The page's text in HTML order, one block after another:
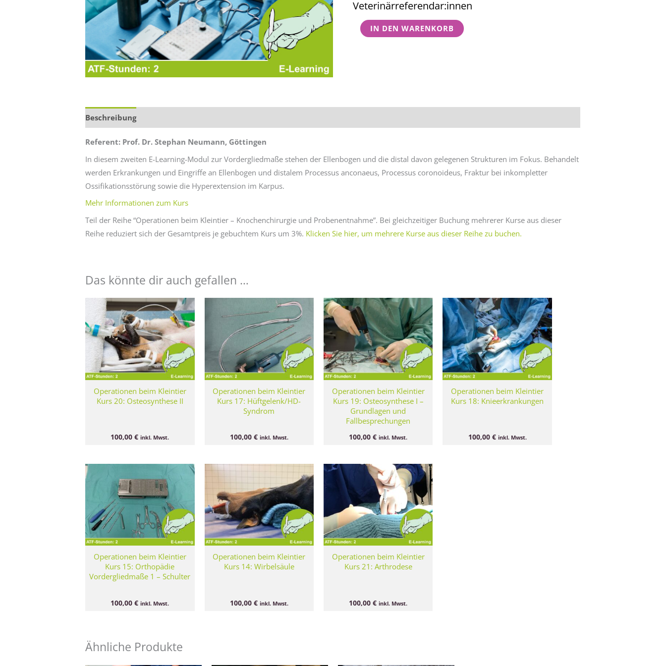
Veterinärreferendar:innen
–
Ellenbogen
und
IN DEN WARENKORB
Beschreibung
Referent: Prof. Dr. Stephan Neumann, Göttingen
In diesem zweiten E-Learning-Modul zur Vordergliedmaße stehen der Ellenbogen und die distal davon gelegenen Strukturen im Fokus. Behandelt
werden Erkrankungen und Eingriffe an Ellenbogen und distalem Processus anconaeus, Processus coronoideus, Fraktur bei inkompletter
Ossifikationsstörung sowie die Hyperextension im Karpus.
Mehr Informationen zum Kurs
Teil der Reihe “Operationen beim Kleintier – Knochenchirurgie und Probenentnahme”. Bei gleichzeitiger Buchung mehrerer Kurse aus dieser
Reihe reduziert sich der Gesamtpreis je gebuchtem Kurs um 3%. Klicken Sie hier, um mehrere Kurse aus dieser Reihe zu buchen.
Das könnte dir auch gefallen …
Operationen beim Kleintier
Kurs 20: Osteosynthese II
100,00€ inkl. Mwst.
Operationen beim Kleintier
Kurs 17: Hüftgelenk/HD-
Syndrom
100,00 € inkl. Mwst.
Operationen beim Kleintier
Kurs 19: Osteosynthese I –
Grundlagen und
Fallbesprechungen
100,00€ inkl. Mwst.
Operationen beim Kleintier
Kurs 18: Knieerkrankungen
100,00 € inkl. Mwst.
Operationen beim Kleintier
Kurs 15: Orthopädie
Vordergliedmaße 1 – Schulter
100,00€ inkl. Mwst.
Operationen beim Kleintier
Kurs 14: Wirbelsäule
100,00 € inkl. Mwst.
Operationen beim Kleintier
Kurs 21: Arthrodese
100,00€ inkl. Mwst.
Ähnliche Produkte